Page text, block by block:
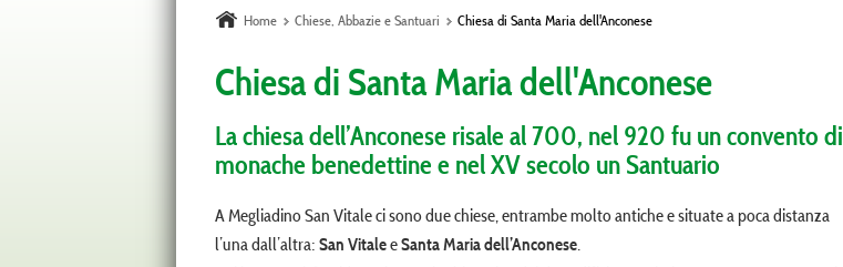
Home Chiese, Abbazie e Santuari Chiesa di Santa Maria dell'Anconese
Chiesa di Santa Maria dell'Anconese
La chiesa dell’Anconese risale al 700, nel 920 fu un convento di
monache benedettine e nel XV secolo un Santuario
A Megliadino San Vitale ci sono due chiese, entrambe molto antiche e situate a poca distanza
l’una dall’altra: San VitaleeSanta Maria dell’Anconese.